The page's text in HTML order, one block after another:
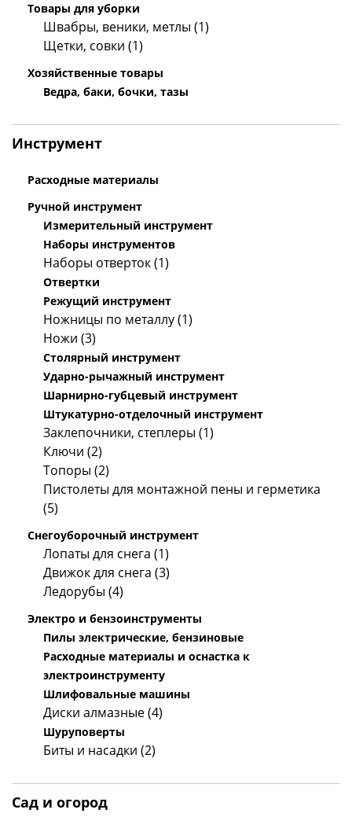
Товары для уборки
Швабры, веники, метлы (1)
Щетки, совки (1)
Хозяйственные товары
Ведра, баки, бочки, тазы
Инструмент
Расходные материалы
Ручной инструмент
Измерительный инструмент
Наборы инструментов
Наборы отверток (1)
Отвертки
Режущий инструмент
Ножницы по металлу (1)
Ножи (3)
Столярный инструмент
Ударно-рычажный инструмент
Шарнирно-губцевый инструмент
Штукатурно-отделочный инструмент
Заклепочники, степлеры (1)
Ключи (2)
Топоры (2)
Пистолеты для монтажной пены и герметика
(5)
Снегоуборочный инструмент
Лопаты для снега (1)
Движок для снега (3)
Ледорубы (4)
Электро и бензоинструменты
Пилы электрические, бензиновые
Расходные материалы и оснастка к
электроинструменту
Шлифовальные машины
Диски алмазные (4)
Шуруповерты
Биты и насадки (2)
Сад и огород